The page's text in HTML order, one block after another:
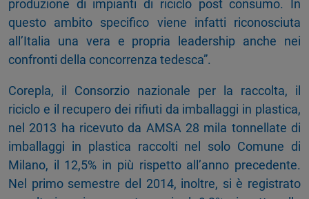
produzione di impianti di riciclo post consumo. In
questo ambito specifico viene infatti riconosciuta
all’Italia una vera e propria leadership anche nei
confronti della concorrenza tedesca”.
Corepla, il Consorzio nazionale per la raccolta, il
riciclo e il recupero dei rifiuti da imballaggi in plastica,
nel 2013 ha ricevuto da AMSA 28 mila tonnellate di
imballaggi in plastica raccolti nel solo Comune di
Milano, il 12,5% in più rispetto all’anno precedente.
Nel primo semestre del 2014, inoltre, si è registrato